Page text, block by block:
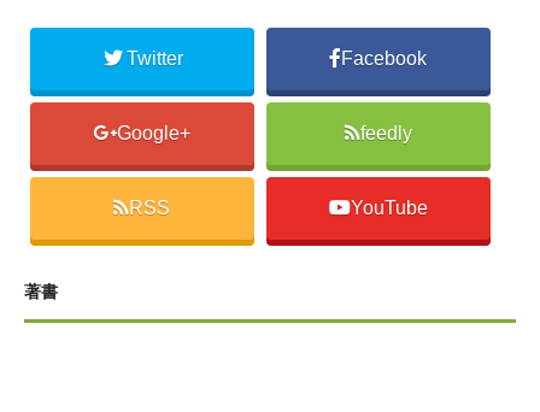
Twitter Facebook
Google+ feedly
RSS YouTube
著書